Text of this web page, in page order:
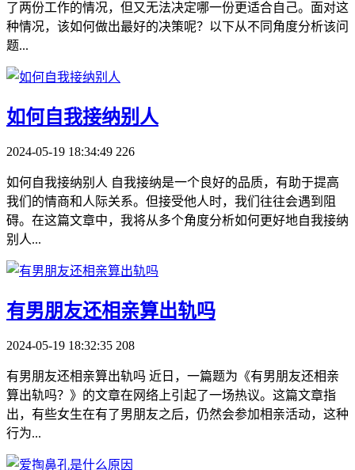
了两份工作的情况，但又无法决定哪一份更适合自己。面对这
种情况，该如何做出最好的决策呢？以下从不同角度分析该问
题...
​如何自我接纳别人
2024-05-19 18:34:49 226
如何自我接纳别人 自我接纳是一个良好的品质，有助于提高
我们的情商和人际关系。但接受他人时，我们往往会遇到阻
碍。在这篇文章中，我将从多个角度分析如何更好地自我接纳
别人...
​有男朋友还相亲算出轨吗
2024-05-19 18:32:35 208
有男朋友还相亲算出轨吗 近日，一篇题为《有男朋友还相亲
算出轨吗？》的文章在网络上引起了一场热议。这篇文章指
出，有些女生在有了男朋友之后，仍然会参加相亲活动，这种
行为...